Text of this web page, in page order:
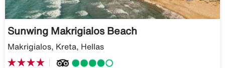
Sunwing Makrigialos Beach
Makrigialos, Kreta, Hellas